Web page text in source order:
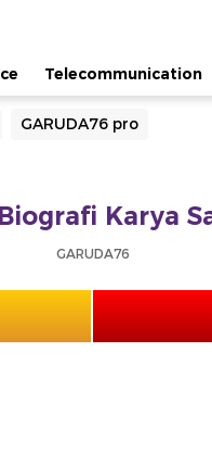
Telecommunication
GARUDA76 pro
Karya
GARUDA76